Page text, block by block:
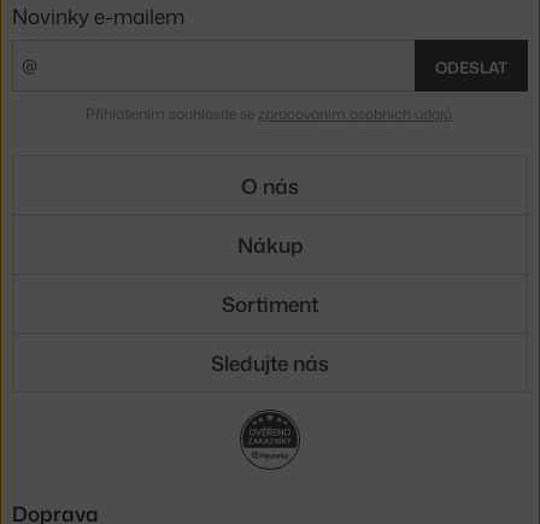
Novinky e-mailem
ODESLAT
Přihlášením souhlasíte se zpracováním osobních údajů
O nás
Nákup
Sortiment
Sledujte nás
Doprava